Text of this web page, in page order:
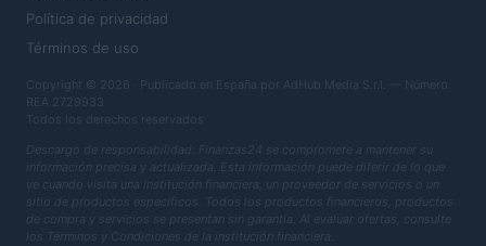
Política de privacidad
Términos de uso
Copyright © 2026 · Publicado en España por AdHub Media S.r.l. — Número
REA 2729933
Todos los derechos reservados
Descargo de responsabilidad: Finanzas24 se compromete a mantener su
información precisa y actualizada. Esta información puede diferir de lo que
ve cuando visita una institución financiera, un proveedor de servicios o un
sitio de productos específicos. Todos los productos financieros, productos
de compra y servicios se presentan sin garantía. Al evaluar ofertas, consulte
los Términos y Condiciones de la institución financiera.